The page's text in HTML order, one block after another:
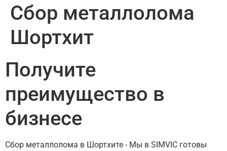
Сбор металлолома
Шортхит
Получите
преимущество в
бизнесе
Сбор металлолома в Шортхите - Мы в SIMVIC готовы